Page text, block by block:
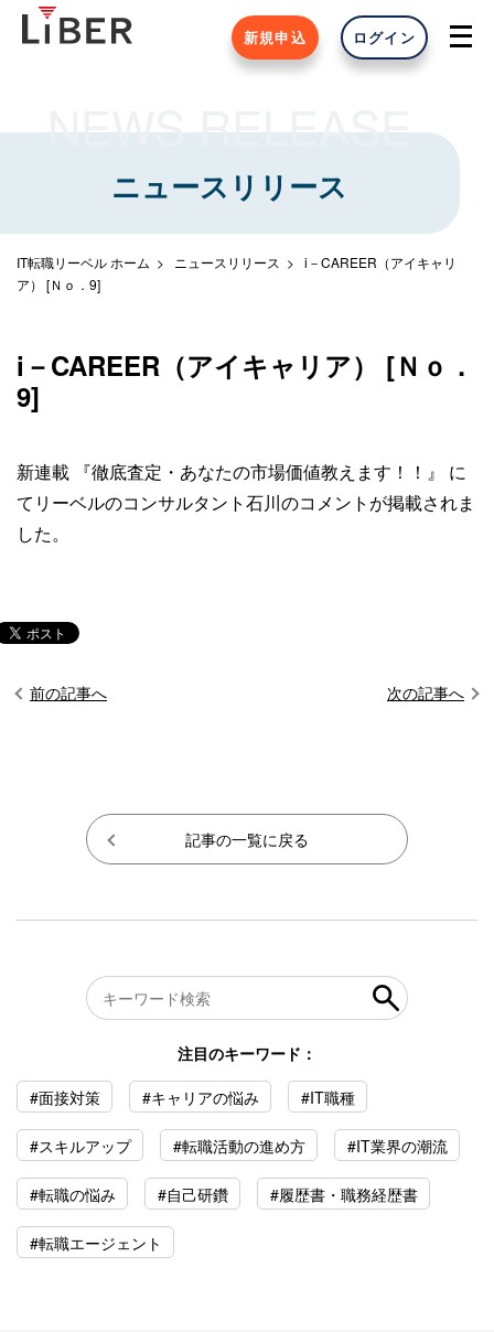
新規申込 ログイン
NEWS RELEASE
ニュースリリース
IT転職リーベル ホーム ニュースリリース
i－CAREER（アイキャリ
ア） [Ｎｏ．9]
i－CAREER（アイキャリア） [Ｎｏ．
9]
新連載 『徹底査定・あなたの市場価値教えます！！』 に
てリーベルのコンサルタント石川のコメントが掲載されま
した。
前の記事へ 次の記事へ
記事の一覧に戻る
注目のキーワード：
#面接対策
#キャリアの悩み #IT職種
#スキルアップ #転職活動の進め方 #IT業界の潮流
#転職の悩み #自己研鑽 #履歴書・職務経歴書
#転職エージェント